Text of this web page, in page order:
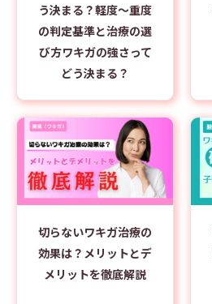
う決まる？軽度～重度
の判定基準と治療の選
び方ワキガの強さって
どう決まる？
切らないワキガ治療の
効果は？メリットとデ
メリットを徹底解説